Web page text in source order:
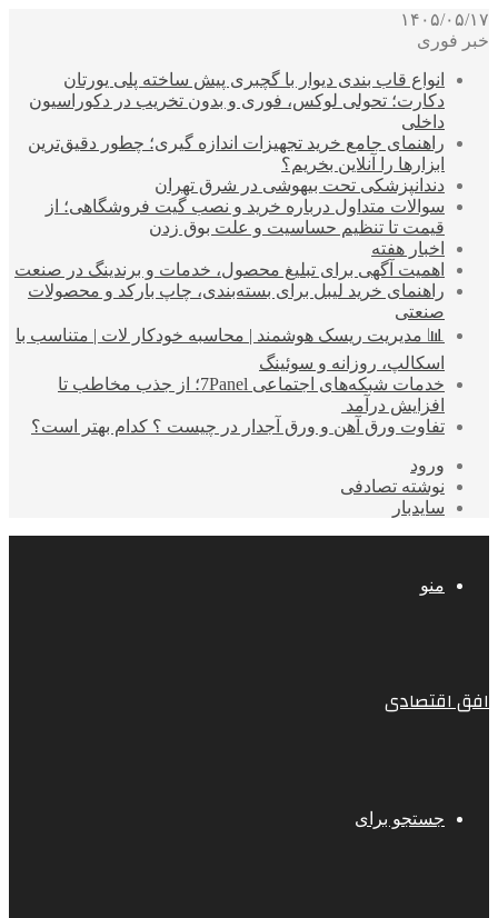
۱۴۰۵/۰۵/۱۷
خبر فوری
انواع قاب بندی دیوار با گچبری پیش ساخته پلی یورتان
دکارت؛ تحولی لوکس، فوری و بدون تخریب در دکوراسیون
داخلی
راهنمای جامع خرید تجهیزات اندازه گیری؛ چطور دقیق‌ترین
ابزارها را آنلاین بخریم؟
دندانپزشکی تحت بیهوشی در شرق تهران
سوالات متداول درباره خرید و نصب گیت فروشگاهی؛ از
قیمت تا تنظیم حساسیت و علت بوق زدن
اخبار هفته
اهمیت آگهی برای تبلیغ محصول، خدمات و برندینگ در صنعت
راهنمای خرید لیبل برای بسته‌بندی، چاپ بارکد و محصولات
صنعتی
📊 مدیریت ریسک هوشمند | محاسبه خودکار لات | متناسب با
اسکالپ، روزانه و سوئینگ
خدمات شبکه‌های اجتماعی 7Panel؛ از جذب مخاطب تا
افزایش درآمد
تفاوت ورق آهن و ورق آجدار در چیست ؟ کدام بهتر است؟
ورود
نوشته تصادفی
سایدبار
منو
افق اقتصادی
جستجو برای